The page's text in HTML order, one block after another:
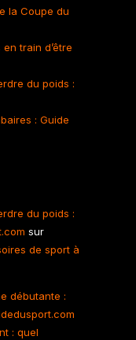
la Coupe du
train d’être
du poids :
: Guide
du poids :
sur
de sport à
débutante :
: quel